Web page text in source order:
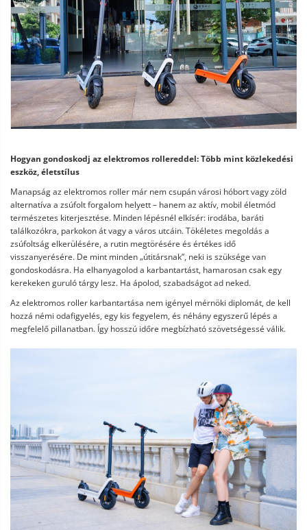
Hogyan gondoskodj az elektromos rollereddel: Több mint közlekedési
eszköz, életstílus
Manapság az elektromos roller már nem csupán városi hóbort vagy zöld
alternatíva a zsúfolt forgalom helyett – hanem az aktív, mobil életmód
természetes kiterjesztése. Minden lépésnél elkísér: irodába, baráti
találkozókra, parkokon át vagy a város utcáin. Tökéletes megoldás a
zsúfoltság elkerülésére, a rutin megtörésére és értékes idő
visszanyerésére. De mint minden „útitársnak”, neki is szüksége van
gondoskodásra. Ha elhanyagolod a karbantartást, hamarosan csak egy
kerekeken guruló tárgy lesz. Ha ápolod, szabadságot ad neked.
Az elektromos roller karbantartása nem igényel mérnöki diplomát, de kell
hozzá némi odafigyelés, egy kis fegyelem, és néhány egyszerű lépés a
megfelelő pillanatban. Így hosszú időre megbízható szövetségessé válik.